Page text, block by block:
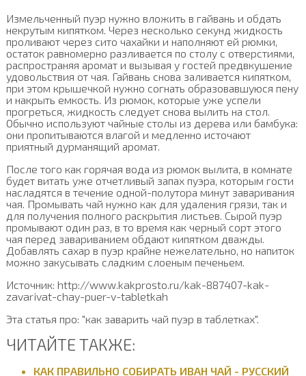
Измельченный пуэр нужно вложить в гайвань и обдать
некрутым кипятком. Через несколько секунд жидкость
проливают через сито чахайки и наполняют ей рюмки,
остаток равномерно разливается по столу с отверстиями,
распространяя аромат и вызывая у гостей предвкушение
удовольствия от чая. Гайвань снова заливается кипятком,
при этом крышечкой нужно согнать образовавшуюся пену
и накрыть емкость. Из рюмок, которые уже успели
прогреться, жидкость следует снова вылить на стол.
Обычно используют чайные столы из дерева или бамбука:
они пропитываются влагой и медленно источают
приятный дурманящий аромат.
После того как горячая вода из рюмок вылита, в комнате
будет витать уже отчетливый запах пуэра, которым гости
насладятся в течение одной-полутора минут заваривания
чая. Промывать чай нужно как для удаления грязи, так и
для получения полного раскрытия листьев. Сырой пуэр
промывают один раз, в то время как черный сорт этого
чая перед завариванием обдают кипятком дважды.
Добавлять сахар в пуэр крайне нежелательно, но напиток
можно закусывать сладким слоеным печеньем.
Источник: http://www.kakprosto.ru/kak-887407-kak-
zavarivat-chay-puer-v-tabletkah
Эта статья про: "как заварить чай пуэр в таблетках".
ЧИТАЙТЕ ТАКЖЕ:
КАК ПРАВИЛЬНО СОБИРАТЬ ИВАН ЧАЙ - РУССКИЙ